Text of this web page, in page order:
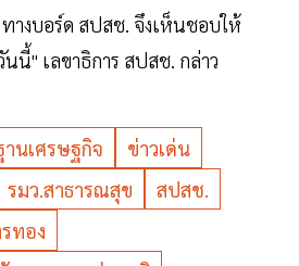
างบอร์ด สปสช. จึงเห็นชอบให้
นี้" เลขาธิการ สปสช. กล่าว
านเศรษฐกิจ
ข่าวเด่น
รมว.สาธารณสุข
สปสช.
ทอง